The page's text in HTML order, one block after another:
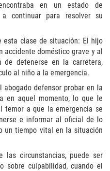
Delincuencia Juvenil
Tribunales
con un Menor
en un estado de
continuar para resolver su
esta clase de situación: El hijo
accidente doméstico grave y al
de detenerse en la carretera,
al niño a la emergencia.
abogado defensor probar en la
en aquel momento, lo que le
temor a que la emergencia se
e informar al oficial de lo
un tiempo vital en la situación
las circunstancias, puede ser
sobre culpabilidad, cuando el